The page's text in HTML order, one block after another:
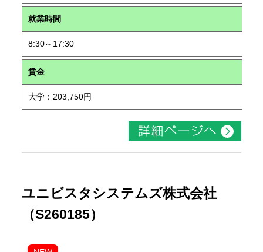
就業時間
8:30～17:30
賃金
大学：203,750円
ユニビスタシステムズ株式会社
（S260185）